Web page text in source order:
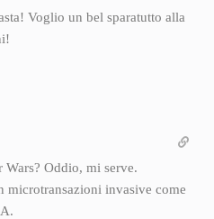
Voglio un bel sparatutto alla
Oddio, mi serve.
microtransazioni invasive come